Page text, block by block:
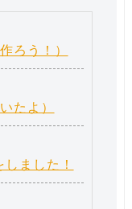
ろう！）
たよ）
ました！